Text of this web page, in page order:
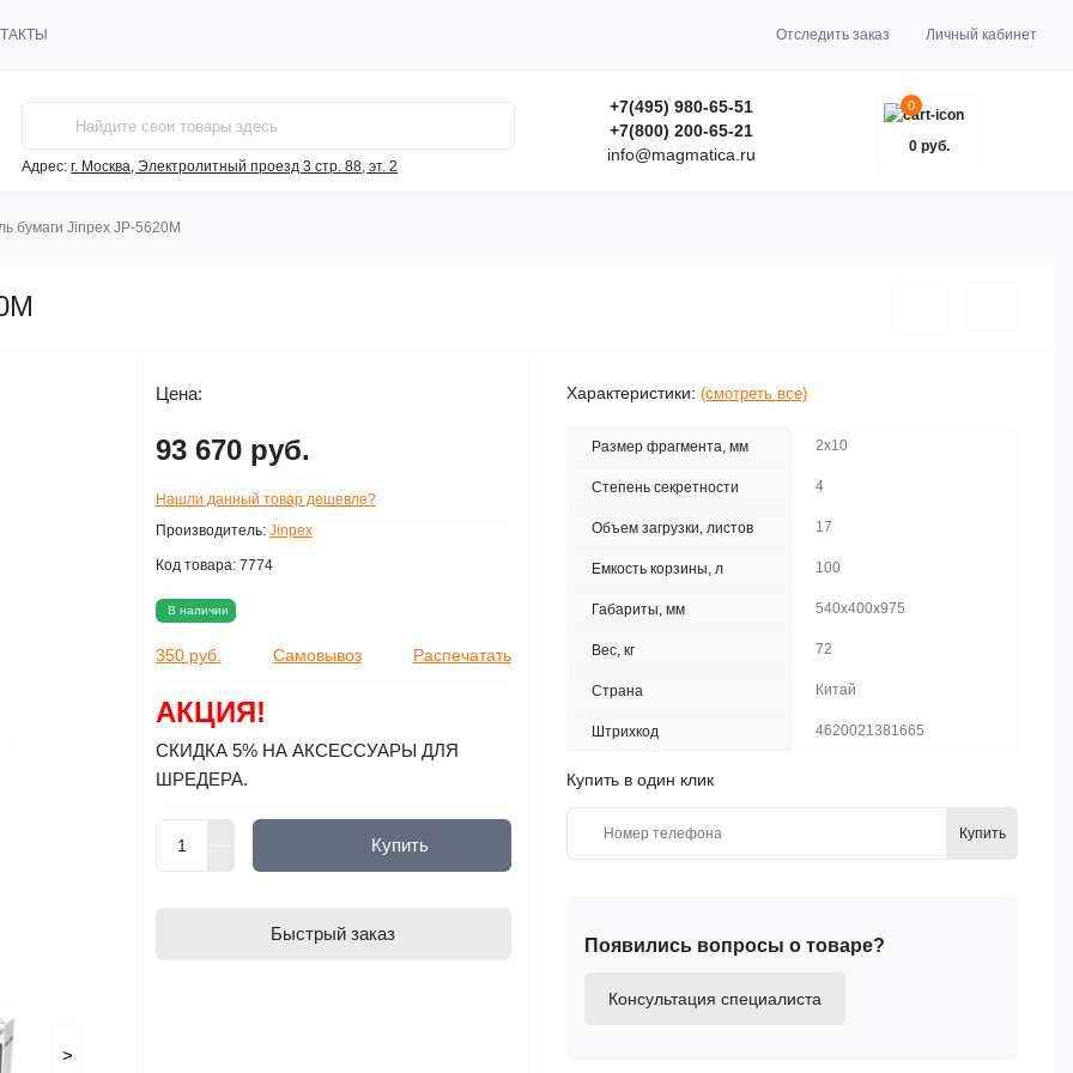
Отследить заказ Личный кабинет
Адрес: г. Москва, Электролитный проезд 3 стр. 88, эт. 2
+7(495) 980-65-51
+7(800) 200-65-21
info@magmatica.ru
0
0 руб.
бумаги Jinpex JP-5620M
>
Производитель: Jinpex
Код товара: 7774
В наличии
350 руб. Самовывоз Распечатать
Цена:
93 670 руб.
Нашли данный товар дешевле?
АКЦИЯ!
СКИДКА 5% НА АКСЕССУАРЫ ДЛЯ
ШРЕДЕРА.
Купить
Быстрый заказ
Характеристики: (смотреть все)
Размер фрагмента, мм 2х10
Степень секретности 4
Объем загрузки, листов 17
Емкость корзины, л 100
Габариты, мм 540х400х975
Вес, кг 72
Страна Китай
Штрихкод 4620021381665
Купить в один клик
Купить
Появились вопросы о товаре?
Консультация специалиста